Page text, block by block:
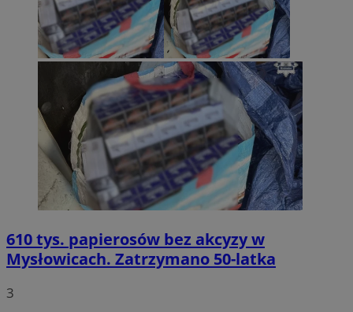
610 tys. papierosów bez akcyzy w
Mysłowicach. Zatrzymano 50-latka
3